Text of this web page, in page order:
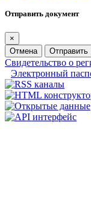
Отправить документ
×
Отмена
Отправить
Свидетельство о
Электронный